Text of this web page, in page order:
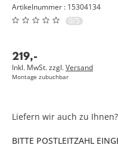
Artikelnummer : 15304134
0/5
219,-
Inkl. MwSt. zzgl.Versand
Montage zubuchbar
Liefern wir auch zu
BITTE POSTLEITZAHL